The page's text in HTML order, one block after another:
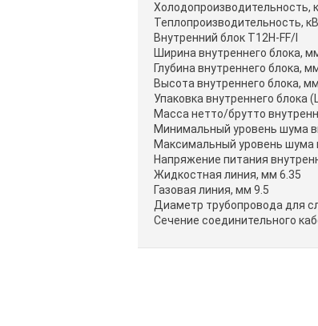
Холодопроизводительность,
Теплопроизводительность,
Внутренний блок T12H-FF/I
Ширина внутреннего блока,
Глубина внутреннего блока,
Высота внутреннего блока,
Упаковка внутреннего блока
Масса нетто/брутто
Минимальный уровень шума
Максимальный уровень шума
Напряжение питания
Жидкостная линия, мм 6.35
Газовая линия, мм 9.5
Диаметр трубопровода для
Сечение соединительного